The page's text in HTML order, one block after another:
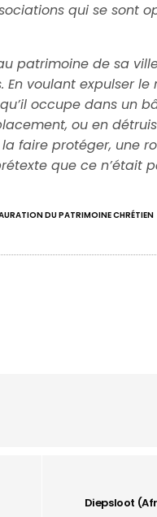
qui se sont
patrimoine de sa
voulant expulser le
occupe dans un
ou en
faire protéger, une
que ce n’était
DU PATRIMOINE CHRÉTIEN
Diepsloot